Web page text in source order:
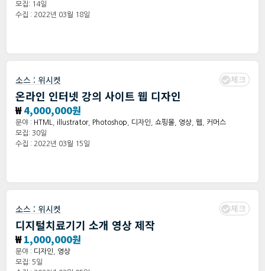
모집: 14일
수집 : 2022년 03월 18일
소스 : 위시켓 체크
온라인 인터넷 강의 사이트 웹 디자인
₩4,000,000원
분야 : HTML illustrator, Photoshop 디자인 쇼핑몰 영상 웹
커머스
모집: 30일
수집 : 2022년 03월 15일
소스 : 위시켓 체크
디지털치료기기 소개 영상 제작
₩1,000,000원
분야 : 디자인
영상
모집: 5일